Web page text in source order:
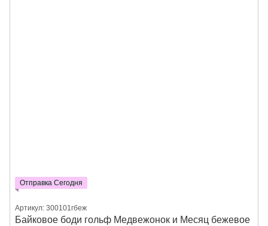
Отправка Сегодня
Артикул: 300101гбеж
Байковое боди гольф Медвежонок и Месяц бежевое